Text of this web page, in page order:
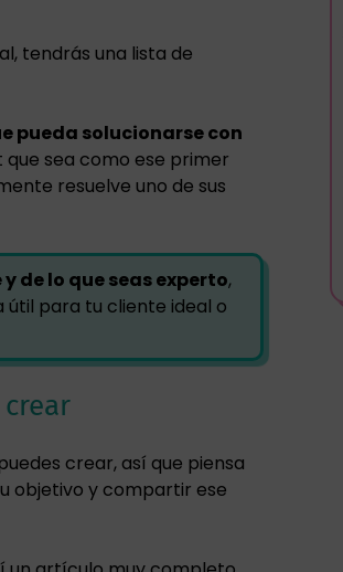
tendrás una lista de
pueda solucionarse con
sea como ese primer
resuelve uno de sus
de lo que seas experto,
para tu cliente ideal o
crear, así que piensa
objetivo y compartir ese